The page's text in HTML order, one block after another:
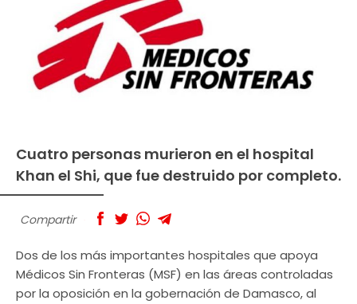
Cuatro personas murieron en el hospital
Khan el Shi, que fue destruido por completo.
Compartir
Dos de los más importantes hospitales que apoya
Médicos Sin Fronteras (MSF) en las áreas controladas
por la oposición en la gobernación de Damasco, al